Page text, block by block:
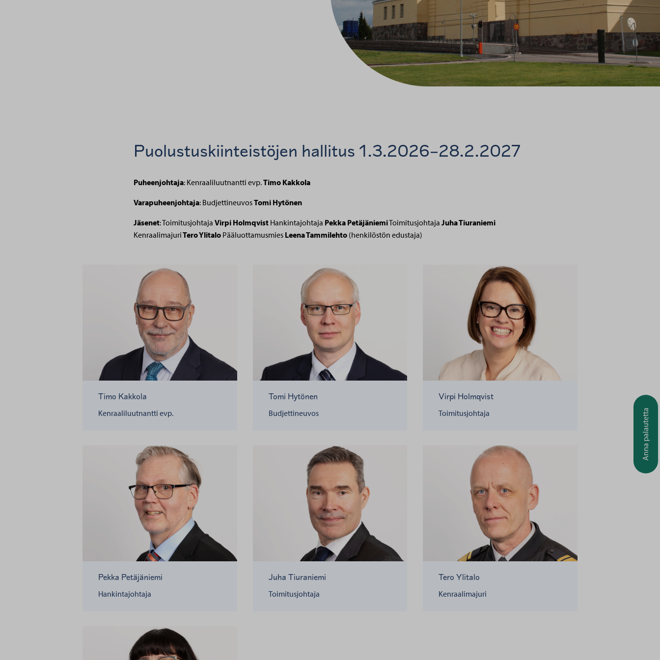
Puolustuskiinteistöjen hallitus 1.3.2026–28.2.2027
Puheenjohtaja: Kenraaliluutnantti evp.Timo Kakkola
Varapuheenjohtaja: BudjettineuvosTomi Hytönen
Jäsenet:Toimitusjohtaja Virpi Holmqvist Hankintajohtaja Pekka PetäjäniemiToimitusjohtaja Juha Tiuraniemi
KenraalimajuriTero Ylitalo Pääluottamusmies Leena Tammilehto (henkilöstön edustaja)
Timo Kakkola
Kenraaliluutnantti evp.
Tomi Hytönen
Budjettineuvos
Virpi Holmqvist
Toimitusjohtaja
Pekka Petäjäniemi
Hankintajohtaja
Juha Tiuraniemi
Toimitusjohtaja
Tero Ylitalo
Kenraalimajuri
Anna palautetta